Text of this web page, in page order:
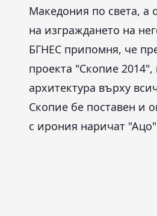
Македония по света, а
на изграждането на
БГНЕС припомня, че
проекта "Скопие
архитектура върху
Скопие бе поставен и
с ирония наричат